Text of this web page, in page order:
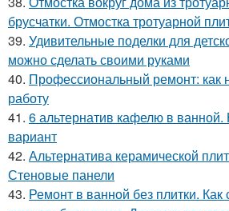
брусчатки. Отмостка тротуарной
39. Удивительные поделки для
можно сделать своими руками
40. Профессиональный ремонт: как
работу
41. 6 альтернатив кафелю в
вариант
42. Альтернатива керамической
Стеновые панели
43. Ремонт в ванной без плитки. Как